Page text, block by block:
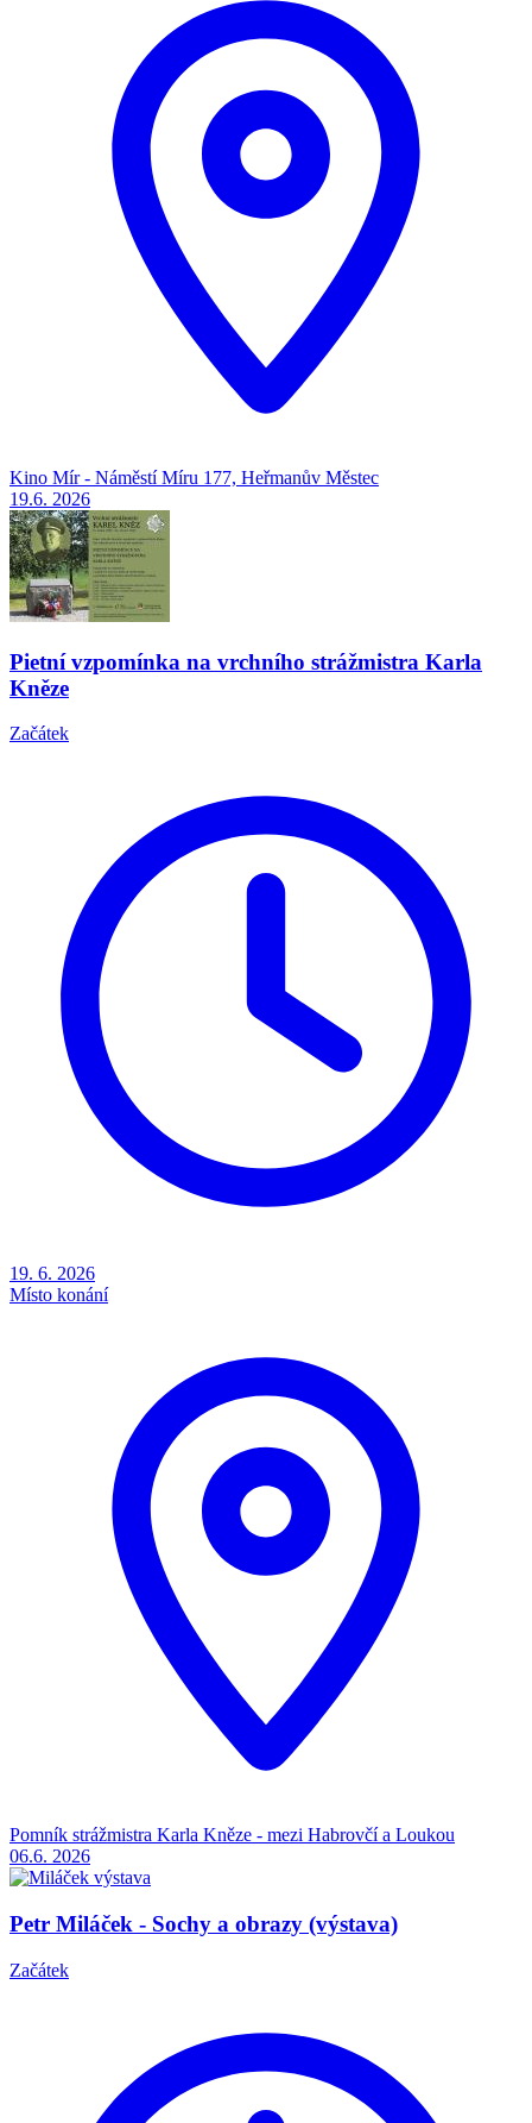
Kino Mír - Náměstí Míru 177, Heřmanův Městec
19.6. 2026
Pietní vzpomínka na vrchního strážmistra Karla
Kněze
Začátek
19. 6. 2026
Místo konání
Pomník strážmistra Karla Kněze - mezi Habrovčí a Loukou
06.6. 2026
Petr Miláček - Sochy a obrazy (výstava)
Začátek